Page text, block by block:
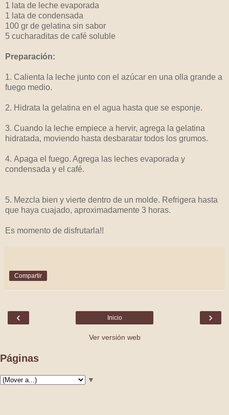
1 lata de leche evaporada
1 lata de condensada
100 gr de gelatina sin sabor
5 cucharaditas de café soluble
Preparación:
1. Calienta la leche junto con el azúcar en una olla grande a
fuego medio.
2. Hidrata la gelatina en el agua hasta que se esponje.
3. Cuando la leche empiece a hervir, agrega la gelatina
hidratada, moviendo hasta desbaratar todos los grumos.
4. Apaga el fuego. Agrega las leches evaporada y
condensada y el café.
5. Mezcla bien y vierte dentro de un molde. Refrigera hasta
que haya cuajado, aproximadamente 3 horas.
Es momento de disfrutarla!!
Compartir
‹ ›
Inicio
Ver versión web
Páginas
▼